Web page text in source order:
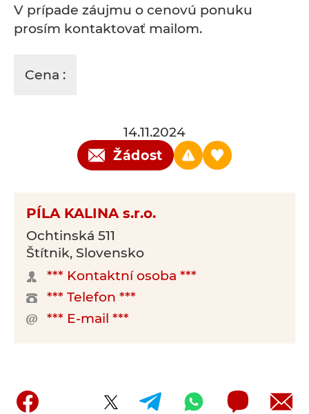
V prípade záujmu o cenovú ponuku
prosím kontaktovať mailom.
Cena :
14.11.2024
Žádost
PÍLA KALINA s.r.o.
Ochtinská 511
Štítnik, Slovensko
*** Kontaktní osoba ***
*** Telefon ***
*** E-mail ***